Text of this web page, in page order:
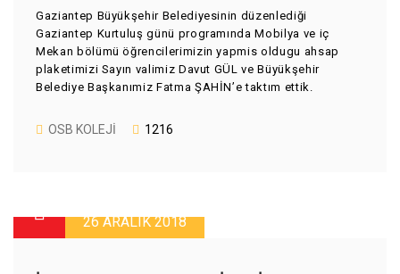
Gaziantep Büyükşehir Belediyesinin düzenlediği
Gaziantep Kurtuluş günü programında Mobilya ve iç
Mekan bölümü öğrencilerimizin yapmis oldugu ahsap
plaketimizi Sayın valimiz Davut GÜL ve Büyükşehir
Belediye Başkanımiz Fatma ŞAHİN’e taktım ettik.
OSB KOLEJI 1216
26 ARALIK 2018